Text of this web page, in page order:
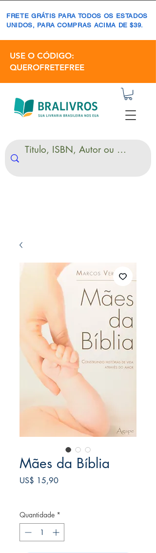
FRETE GRÁTIS PARA TODOS OS ESTADOS
UNIDOS, PARA COMPRAS ACIMA DE $39.
USE O CÓDIGO:
QUEROFRETEFREE
Mães da Bíblia
US$ 15,90Preço
Quantidade *